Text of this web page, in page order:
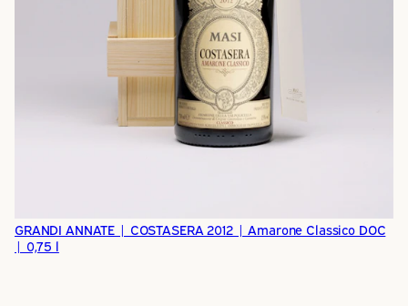
GRANDI ANNATE | COSTASERA 2012 | Amarone Classico DOC
| 0,75 l